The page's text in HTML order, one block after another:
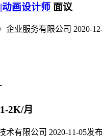
画设计师 面议
企业服务有限公司 2020-
1-2K/月
术有限公司 2020-11-05发布